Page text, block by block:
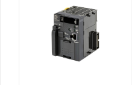
לכל מוצרי היצרן